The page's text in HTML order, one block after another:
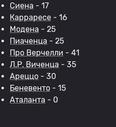
Сиена - 17
Карраресе - 16
Модена - 25
Пиаченца - 25
Про Верчелли - 41
Л.Р. Виченца - 35
Ареццо - 30
Беневенто - 15
Аталанта - 0